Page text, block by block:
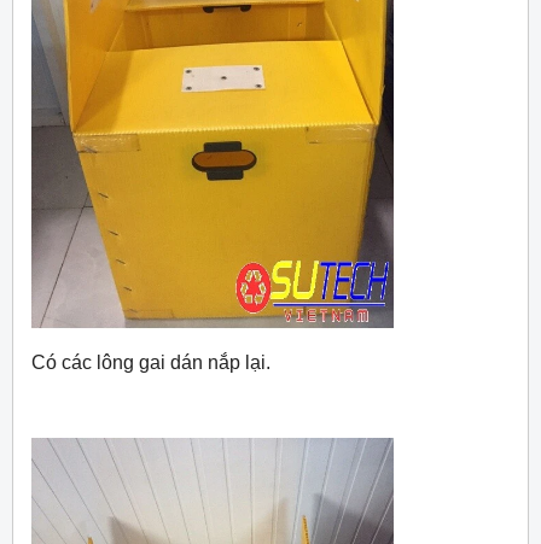
Có các lông gai dán nắp lại.